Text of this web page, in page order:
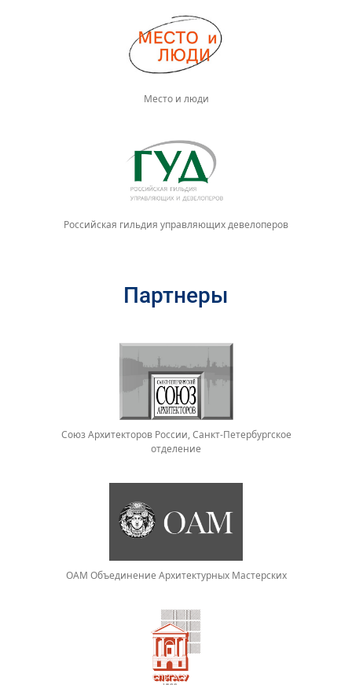
Место и люди
Российская гильдия управляющих девелоперов
Партнеры
Союз Архитекторов России, Санкт-Петербургское
отделение
ОАМ Объединение Архитектурных Мастерских